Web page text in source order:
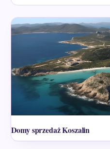
Domy sprzedaż Koszalin